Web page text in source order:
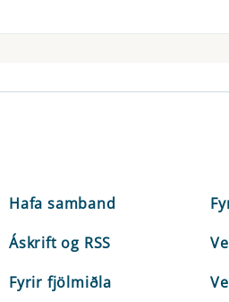
Hafa samband
Áskrift og RSS
Fyrir fjölmiðla